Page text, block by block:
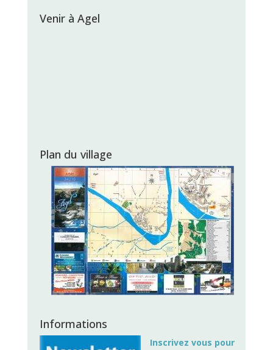
Venir à Agel
Plan du village
Informations
Inscrivez vous pour